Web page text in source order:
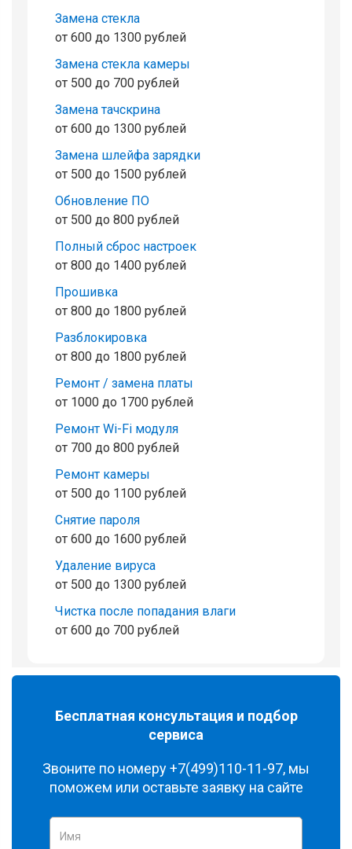
Замена стекла
от 600 до 1300 рублей
Замена стекла камеры
от 500 до 700 рублей
Замена тачскрина
от 600 до 1300 рублей
Замена шлейфа зарядки
от 500 до 1500 рублей
Обновление ПО
от 500 до 800 рублей
Полный сброс настроек
от 800 до 1400 рублей
Прошивка
от 800 до 1800 рублей
Разблокировка
от 800 до 1800 рублей
Ремонт / замена платы
от 1000 до 1700 рублей
Ремонт Wi-Fi модуля
от 700 до 800 рублей
Ремонт камеры
от 500 до 1100 рублей
Снятие пароля
от 600 до 1600 рублей
Удаление вируса
от 500 до 1300 рублей
Чистка после попадания влаги
от 600 до 700 рублей
Бесплатная консультация и подбор
сервиса
Звоните по номеру+7(499)110-11-97, мы
поможем или оставьте заявку на сайте